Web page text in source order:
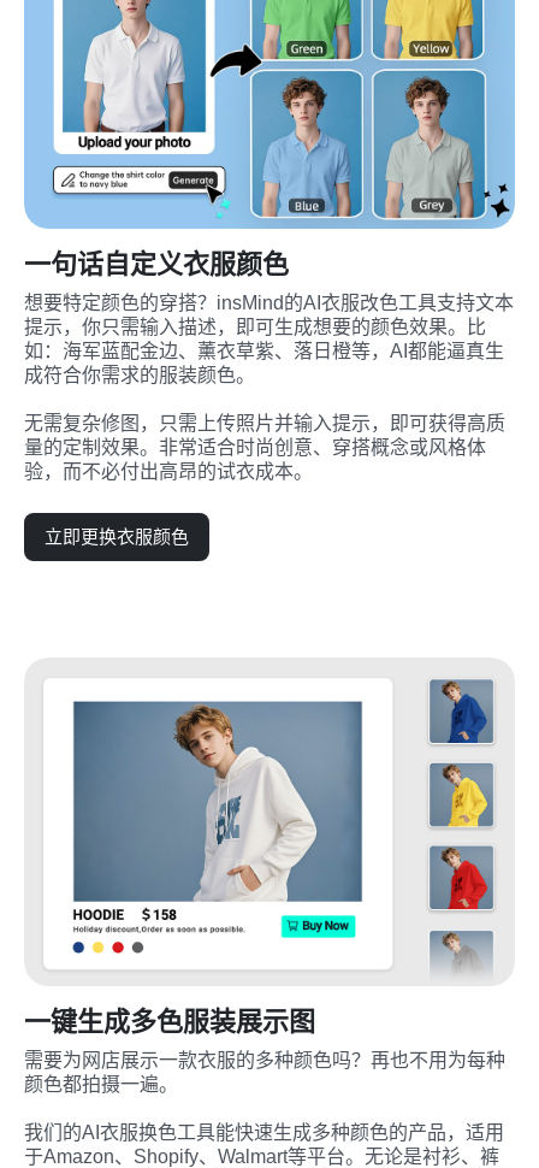
一句话自定义衣服颜色
想要特定颜色的穿搭？insMind的AI衣服改色工具支持文本
提示，你只需输入描述，即可生成想要的颜色效果。比
如：海军蓝配金边、薰衣草紫、落日橙等，AI都能逼真生
成符合你需求的服装颜色。
无需复杂修图，只需上传照片并输入提示，即可获得高质
量的定制效果。非常适合时尚创意、穿搭概念或风格体
验，而不必付出高昂的试衣成本。
立即更换衣服颜色
一键生成多色服装展示图
需要为网店展示一款衣服的多种颜色吗？再也不用为每种
颜色都拍摄一遍。
我们的AI衣服换色工具能快速生成多种颜色的产品，适用
于Amazon、Shopify、Walmart等平台。无论是衬衫、裤